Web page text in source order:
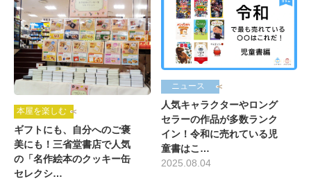
本屋を楽しむ
ギフトにも、自分へのご褒
美にも！三省堂書店で人気
の「名作絵本のクッキー缶
セレクシ…
ニュース
人気キャラクターやロング
セラーの作品が多数ランク
イン！令和に売れている児
童書はこ…
2025.08.04